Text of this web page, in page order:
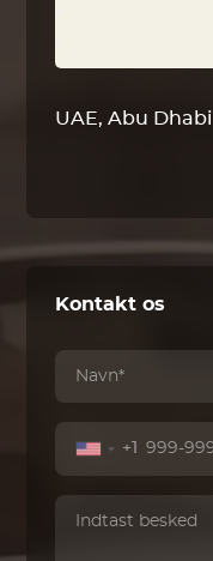
UAE, Abu Dhabi
Kontakt os
+1